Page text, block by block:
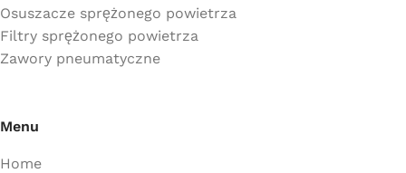
Osuszacze sprężonego powietrza
Filtry sprężonego powietrza
Zawory pneumatyczne
Menu
Home